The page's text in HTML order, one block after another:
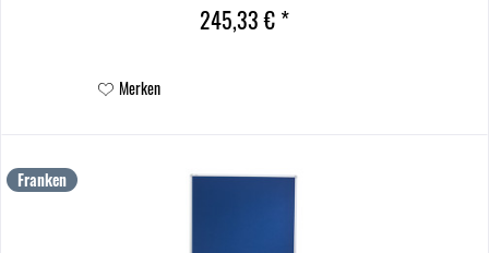
245,33 € *
Merken
Franken